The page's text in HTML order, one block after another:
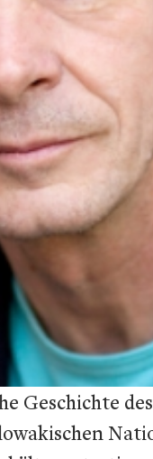
Geschichte